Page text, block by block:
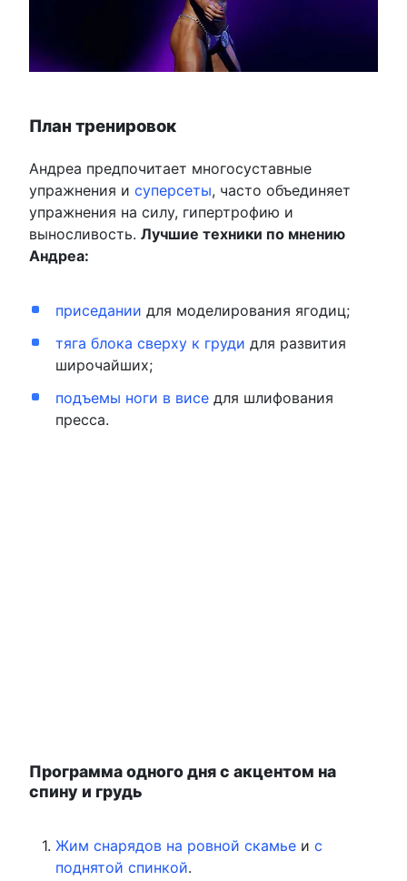
План тренировок
Андреа предпочитает многосуставные
упражнения и суперсеты, часто объединяет
упражнения на силу, гипертрофию и
выносливость. Лучшие техники по мнению
Андреа:
приседании для моделирования ягодиц;
тяга блока сверху к груди для развития
широчайших;
подъемы ноги в виседля шлифования
пресса.
Программа одного дня с акцентом на
спину и грудь
Жим снарядов на ровной скамьеи с
поднятой спинкой.